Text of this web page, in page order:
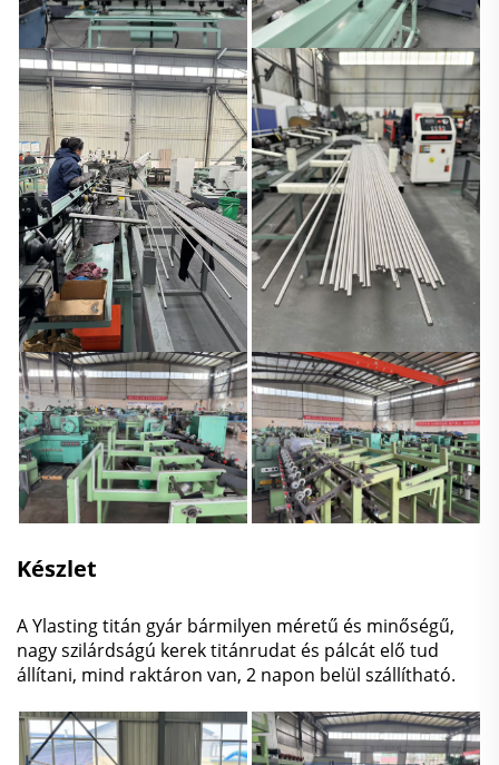
Készlet
A Ylasting titán gyár bármilyen méretű és minőségű,
nagy szilárdságú kerek titánrudat és pálcát elő tud
állítani, mind raktáron van, 2 napon belül szállítható.